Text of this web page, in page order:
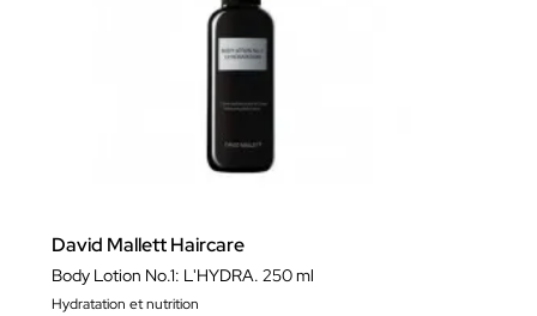
David Mallett Haircare
Body Lotion No.1: L'HYDRA. 250 ml
Hydratation et nutrition